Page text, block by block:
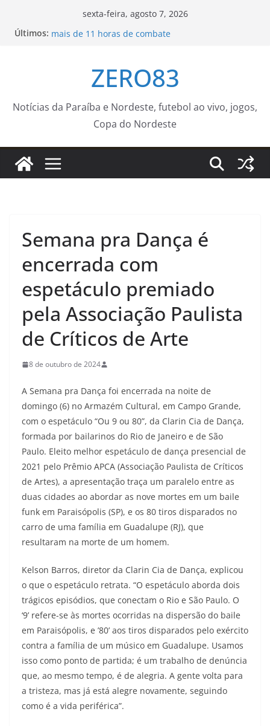
sexta-feira, agosto 7, 2026
Últimos:
Incêndio na Serra do Vulcão é controlado após
mais de 11 horas de combate
Evento de adoção de cães do Canil Municipal de
Sorocaba é levado ao Carrefour Sônia Maria neste
sábado (8) – Agência de Notícias
Leo Bezerra sorteia apartamentos e realiza o
sonho da casa própria para 240 famílias
ventos de 109 km/h
ZERO83
Notícias da Paraíba e Nordeste, futebol ao vivo, jogos,
Copa do Nordeste
Semana pra Dança é
encerrada com
espetáculo premiado
pela Associação Paulista
de Críticos de Arte
8 de outubro de 2024
A Semana pra Dança foi encerrada na noite de
domingo (6) no Armazém Cultural, em Campo Grande,
com o espetáculo “Ou 9 ou 80”, da Clarin Cia de Dança,
formada por bailarinos do Rio de Janeiro e de São
Paulo. Eleito melhor espetáculo de dança presencial de
2021 pelo Prêmio APCA (Associação Paulista de Críticos
de Artes), a apresentação traça um paralelo entre as
duas cidades ao abordar as nove mortes em um baile
funk em Paraisópolis (SP), e os 80 tiros disparados no
carro de uma família em Guadalupe (RJ), que
resultaram na morte de um homem.
Kelson Barros, diretor da Clarin Cia de Dança, explicou
o que o espetáculo retrata. “O espetáculo aborda dois
trágicos episódios, que conectam o Rio e São Paulo. O
‘9’ refere-se às mortes ocorridas na dispersão do baile
em Paraisópolis, e ’80’ aos tiros disparados pelo exército
contra a família de um músico em Guadalupe. Usamos
isso como ponto de partida; é um trabalho de denúncia
que, ao mesmo tempo, é de alegria. A gente volta para
a tristeza, mas já está alegre novamente, seguindo
como é a vida periférica”.